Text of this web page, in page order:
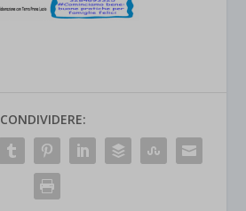
CONDIVIDERE: